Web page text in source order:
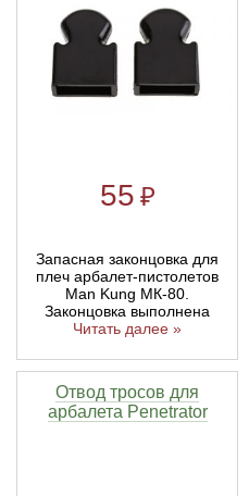
55 ₽
Запасная законцовка для
плеч арбалет-пистолетов
Man Kung МК-80.
Законцовка выполнена
Читать далее »
Отвод тросов для
арбалета Penetrator
Тетивы и тросы для арбалетов
Натяжители для арбалетов
Подставки для лука
Ремни и петли
Рукоятки для лука
Плечи для лука
Нагрудники
Краги для стрельбы
Напальчники для классических
Инсерты для арбалетных стрел
Инсерты для лучных стрел
Стрелы для лука
Выниматели для стрел
Тычковые ножи
Непальские кукри
Ножи танто
Топоры
Топорики-томагавки
Ножи известных брендов
Мультитулы
Механические точилки для
Паста для полировки ножей